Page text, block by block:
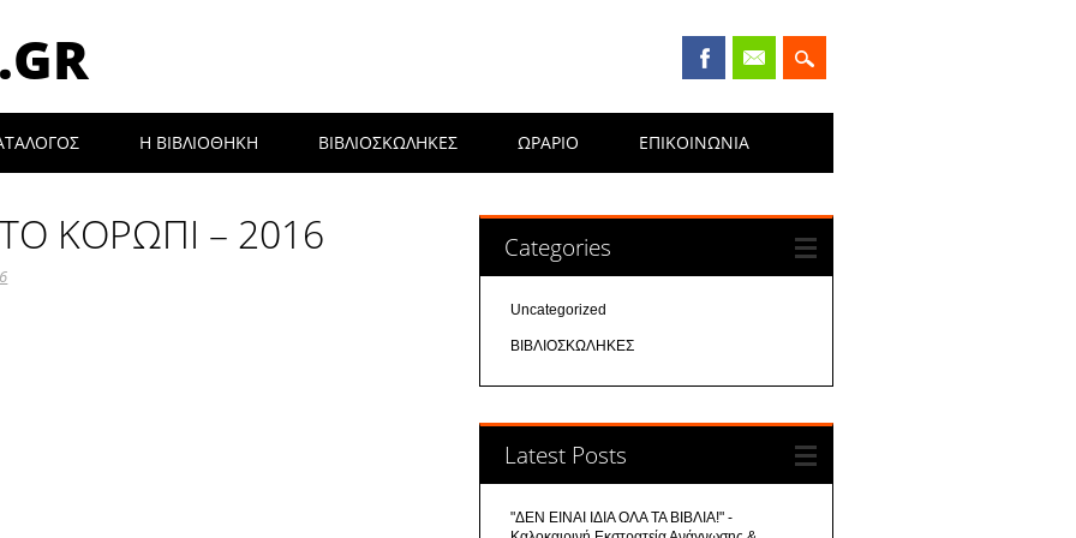
Η ΒΙΒΛΙΟΘΉΚΗ ΒΙΒΛΙΟΣΚΩΛΗΚΕΣ ΩΡΑΡΙΟ ΕΠΙΚΟΙΝΩΝΊΑ
ΚΟΡΩΠΙ – 2016 Categories
Uncategorized
ΒΙΒΛΙΟΣΚΩΛΗΚΕΣ
Latest Posts
"ΔΕΝ ΕΙΝΑΙ ΙΔΙΑ ΟΛΑ ΤΑ ΒΙΒΛΙΑ!" -